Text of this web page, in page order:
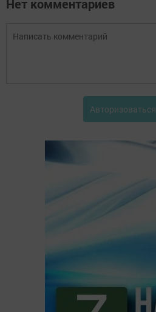
Нет комментариев
Авторизоваться